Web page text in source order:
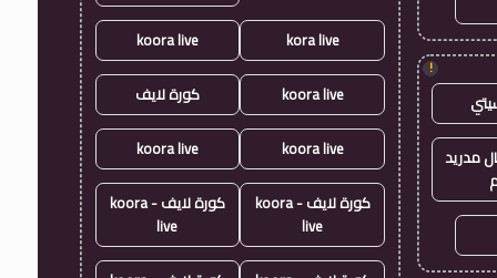
!
مدريد
kora live
koora live
koora live كورة لايف
koora live
koora live
كورة لايف - koora
live
كورة لايف - koora
live